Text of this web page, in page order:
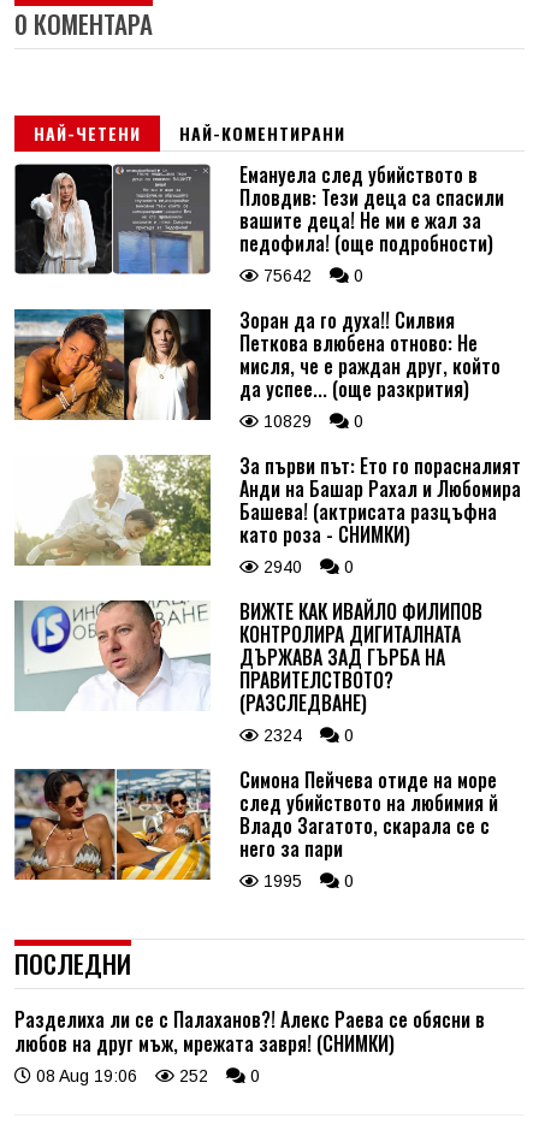
0 КОМЕНТАРА
НАЙ-ЧЕТЕНИ НАЙ-КОМЕНТИРАНИ
Емануела след убийството в
Пловдив: Тези деца са спасили
вашите деца! Не ми е жал за
педофила! (още подробности)
75642 0
Зоран да го духа!! Силвия
Петкова влюбена отново: Не
мисля, че е раждан друг, който
да успее... (още разкрития)
10829 0
За първи път: Ето го порасналият
Анди на Башар Рахал и Любомира
Башева! (актрисата разцъфна
като роза - СНИМКИ)
2940 0
ВИЖТЕ КАК ИВАЙЛО ФИЛИПОВ
КОНТРОЛИРА ДИГИТАЛНАТА
ДЪРЖАВА ЗАД ГЪРБА НА
ПРАВИТЕЛСТВОТО?
(РАЗСЛЕДВАНЕ)
2324 0
Симона Пейчева отиде на море
след убийството на любимия й
Владо Загатото, скарала се с
него за пари
1995 0
ПОСЛЕДНИ
Разделиха ли се с Палаханов?! Алекс Раева се обясни в
любов на друг мъж, мрежата завря! (СНИМКИ)
08 Aug 19:06 252 0